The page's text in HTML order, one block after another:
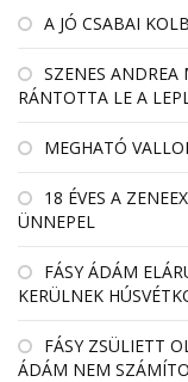
A JÓ CSABAI
SZENES ANDREA
RÁNTOTTA LE A
MEGHATÓ
18 ÉVES A
ÜNNEPEL
FÁSY ÁDÁM
KERÜLNEK
FÁSY ZSÜLIETT
ÁDÁM NEM